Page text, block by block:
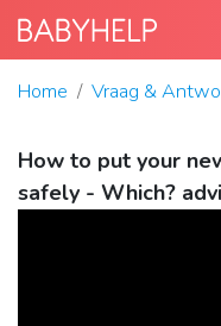
Home Vraag &
How to put your
safely - Which?